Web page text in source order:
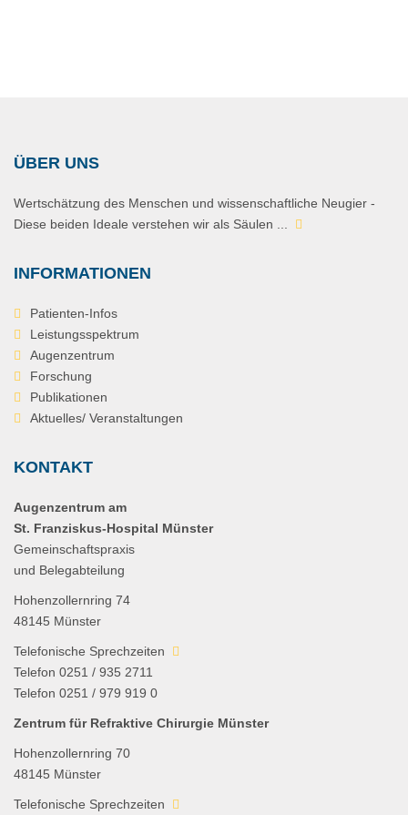
ÜBER UNS
Wertschätzung des Menschen und wissenschaftliche Neugier -
Diese beiden Ideale verstehen wir als Säulen ...
INFORMATIONEN
Patienten-Infos
Leistungsspektrum
Augenzentrum
Forschung
Publikationen
Aktuelles/ Veranstaltungen
KONTAKT
Augenzentrum am
St. Franziskus-Hospital Münster
Gemeinschaftspraxis
und Belegabteilung
Hohenzollernring 74
48145 Münster
Telefonische Sprechzeiten
Telefon 0251 / 935 2711
Telefon 0251 / 979 919 0
Zentrum für Refraktive Chirurgie Münster
Hohenzollernring 70
48145 Münster
Telefonische Sprechzeiten